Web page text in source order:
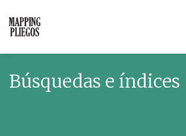
Búsquedas e índices